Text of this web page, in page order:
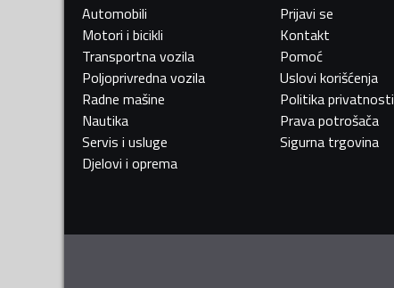
Automobili
Motori i bicikli
Transportna vozila
Poljoprivredna vozila
Radne mašine
Nautika
Servis i usluge
Djelovi i oprema
Prijavi se
Kontakt
Pomoć
Uslovi korišćenja
Politika privatnosti
Prava potrošača
Sigurna trgovina